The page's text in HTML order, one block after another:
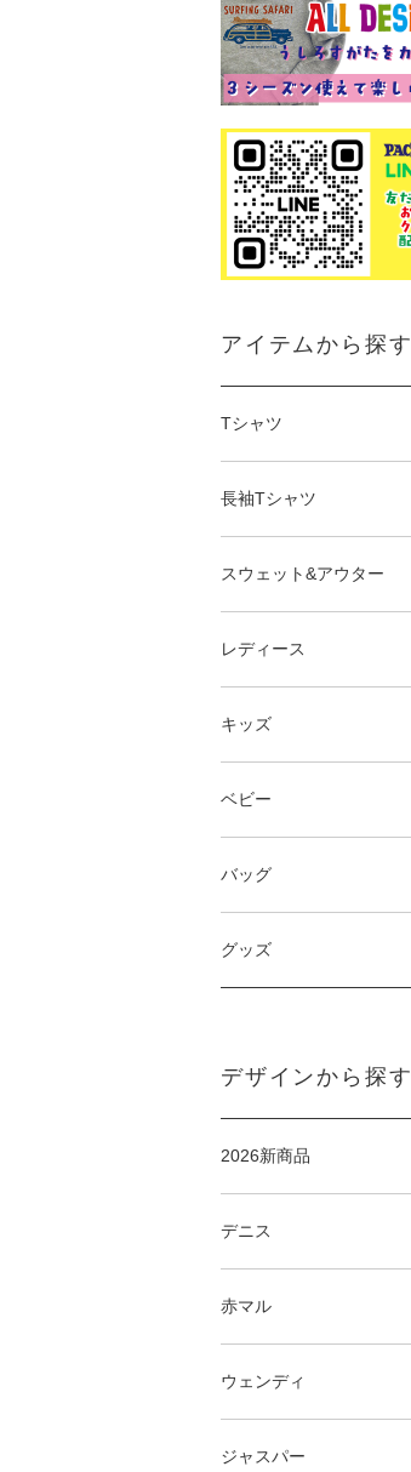
アイテムから探す
Tシャツ
長袖Tシャツ
スウェット&アウター
レディース
キッズ
ベビー
バッグ
グッズ
デザインから探す
2026新商品
デニス
赤マル
ウェンディ
ジャスパー